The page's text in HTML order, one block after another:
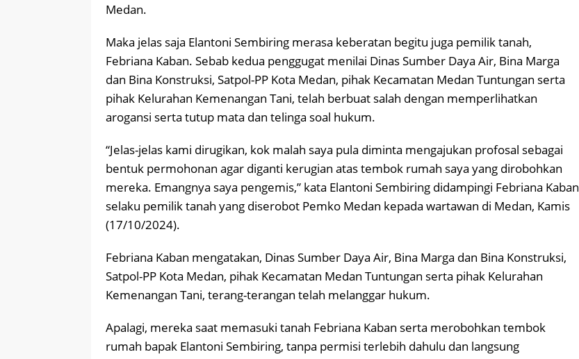
Medan.
Maka jelas saja Elantoni Sembiring merasa keberatan begitu juga pemilik tanah,
Febriana Kaban. Sebab kedua penggugat menilai Dinas Sumber Daya Air, Bina Marga
dan Bina Konstruksi, Satpol-PP Kota Medan, pihak Kecamatan Medan Tuntungan serta
pihak Kelurahan Kemenangan Tani, telah berbuat salah dengan memperlihatkan
arogansi serta tutup mata dan telinga soal hukum.
“Jelas-jelas kami dirugikan, kok malah saya pula diminta mengajukan profosal sebagai
bentuk permohonan agar diganti kerugian atas tembok rumah saya yang dirobohkan
mereka. Emangnya saya pengemis,” kata Elantoni Sembiring didampingi Febriana Kaban
selaku pemilik tanah yang diserobot Pemko Medan kepada wartawan di Medan, Kamis
(17/10/2024).
Febriana Kaban mengatakan, Dinas Sumber Daya Air, Bina Marga dan Bina Konstruksi,
Satpol-PP Kota Medan, pihak Kecamatan Medan Tuntungan serta pihak Kelurahan
Kemenangan Tani, terang-terangan telah melanggar hukum.
Apalagi, mereka saat memasuki tanah Febriana Kaban serta merobohkan tembok
rumah bapak Elantoni Sembiring, tanpa permisi terlebih dahulu dan langsung